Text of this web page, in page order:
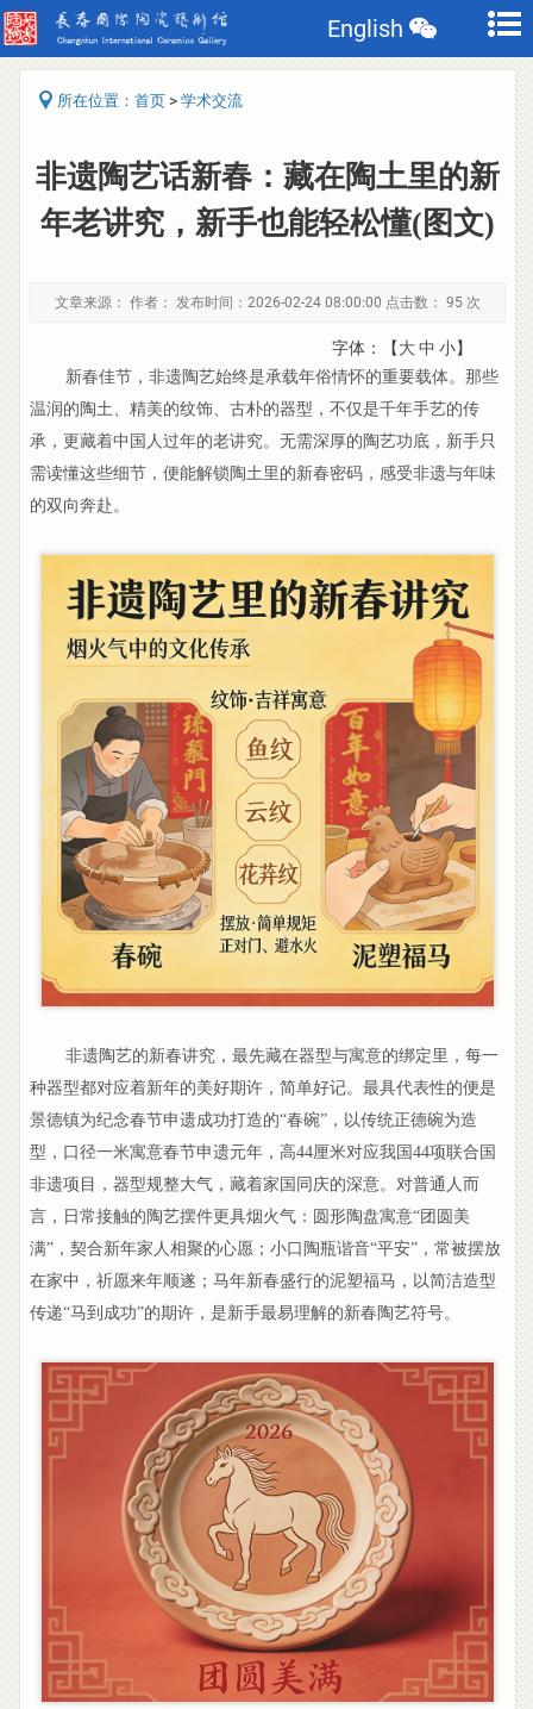
English
所在位置： 首页 > 学术交流
非遗陶艺话新春：藏在陶土里的新
年老讲究，新手也能轻松懂(图文)
文章来源： 作者： 发布时间：2026-02-24 08:00:00 点击数： 95 次
字体：【大 中 小】
新春佳节，非遗陶艺始终是承载年俗情怀的重要载体。那些
温润的陶土、精美的纹饰、古朴的器型，不仅是千年手艺的传
承，更藏着中国人过年的老讲究。无需深厚的陶艺功底，新手只
需读懂这些细节，便能解锁陶土里的新春密码，感受非遗与年味
的双向奔赴。
非遗陶艺的新春讲究，最先藏在器型与寓意的绑定里，每一
种器型都对应着新年的美好期许，简单好记。最具代表性的便是
景德镇为纪念春节申遗成功打造的“春碗”，以传统正德碗为造
型，口径一米寓意春节申遗元年，高44厘米对应我国44项联合国
非遗项目，器型规整大气，藏着家国同庆的深意。对普通人而
言，日常接触的陶艺摆件更具烟火气：圆形陶盘寓意“团圆美
满”，契合新年家人相聚的心愿；小口陶瓶谐音“平安”，常被摆放
在家中，祈愿来年顺遂；马年新春盛行的泥塑福马，以简洁造型
传递“马到成功”的期许，是新手最易理解的新春陶艺符号。